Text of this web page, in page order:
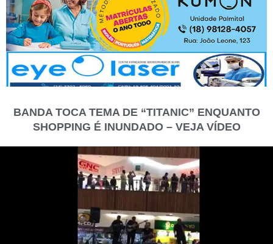
BANDA TOCA TEMA DE “TITANIC” ENQUANTO
SHOPPING É INUNDADO – VEJA VÍDEO